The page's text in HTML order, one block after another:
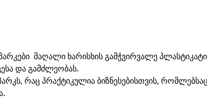
მაღალი ხარისხის გამჭვირვალე
და გამძლეობას.
რაც პრაქტიკულია ბიზნესებისთვის,